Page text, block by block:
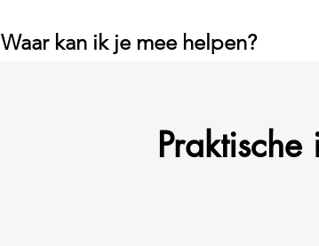
Waar kan ik je mee helpen?